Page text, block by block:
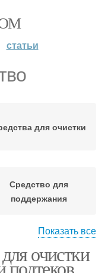
статьи
для очистки
Средство для
поддержания
для мытья
Показать все
очистки